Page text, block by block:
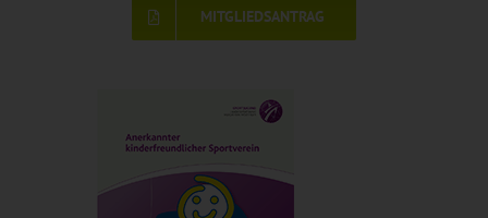
MITGLIEDSANTRAG